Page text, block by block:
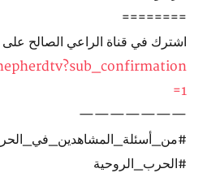
========
اشترك في قناة الراعي الصالح على
=1
———————
#الحرب_الروحية